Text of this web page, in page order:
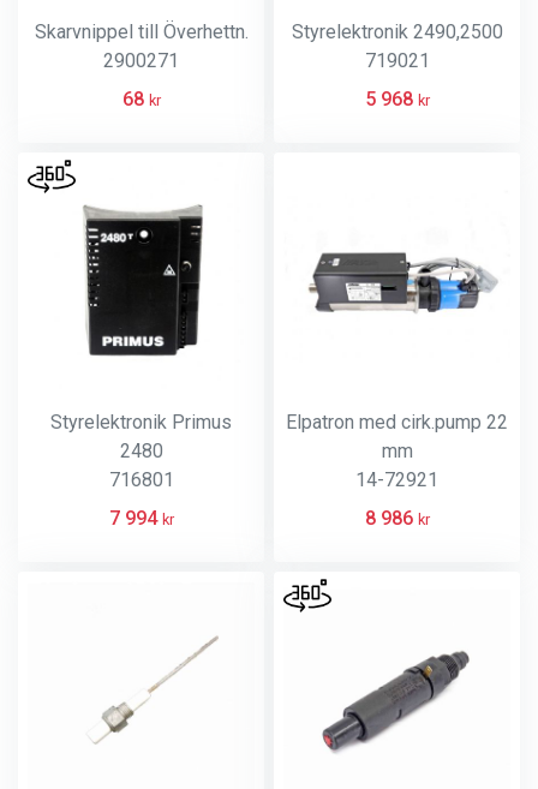
Skarvnippel till Överhettn.
2900271
68 kr
Styrelektronik 2490,2500
719021
5 968 kr
Styrelektronik Primus
2480
716801
7 994 kr
Elpatron med cirk.pump 22
mm
14-72921
8 986 kr